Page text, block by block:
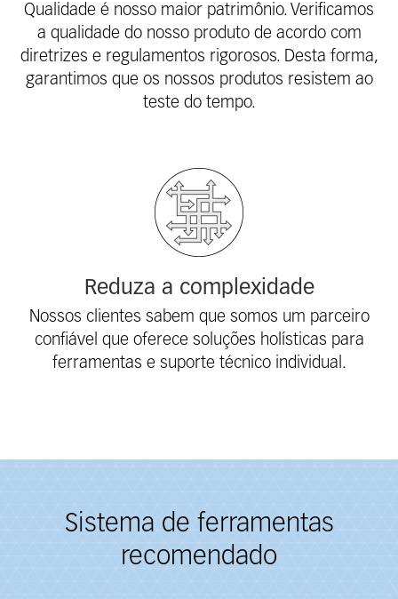
Qualidade é nosso maior patrimônio. Verificamos
a qualidade do nosso produto de acordo com
diretrizes e regulamentos rigorosos. Desta forma,
garantimos que os nossos produtos resistem ao
teste do tempo.
Reduza a complexidade
Nossos clientes sabem que somos um parceiro
confiável que oferece soluções holísticas para
ferramentas e suporte técnico individual.
Sistema de ferramentas
recomendado